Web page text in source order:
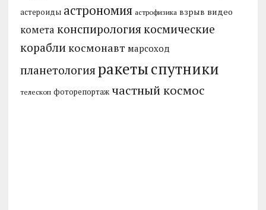
астероиды астрономия астрофизика взрыв видео
комета конспирологиякосмические
корабликосмонавт марсоход
планетологияракетыспутники
телескоп фоторепортаж частный космос